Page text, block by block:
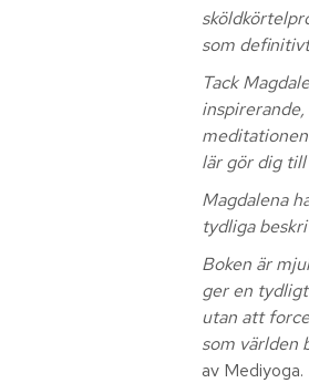
som
Tack
lär gör dig
Magdalena
tydliga
Boken är
ger en
utan att
som världen
av Mediyoga.